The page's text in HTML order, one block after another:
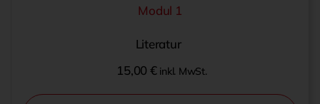
Modul 1
Literatur
15,00 € inkl. MwSt.